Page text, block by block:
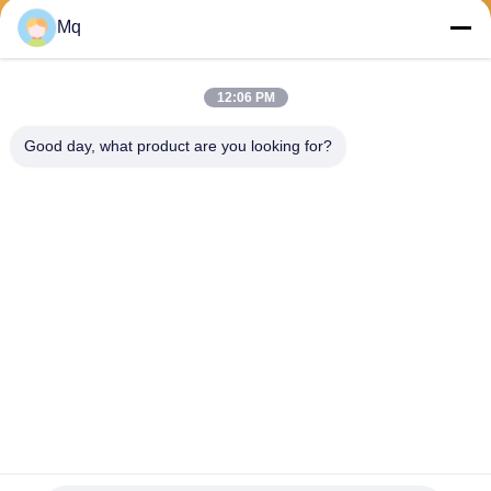
Mq
12:06 PM
Good day, what product are you looking for?